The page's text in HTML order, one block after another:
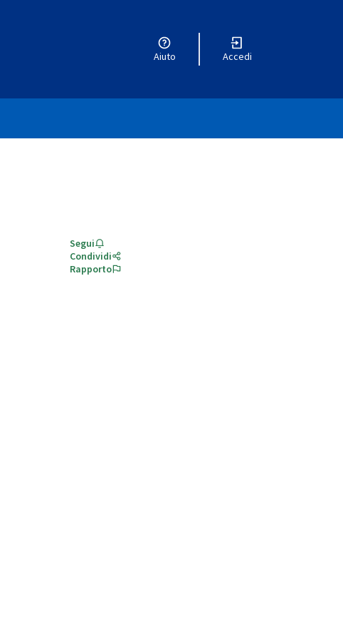
Aiuto Accedi
Segui
Condividi
Rapporto